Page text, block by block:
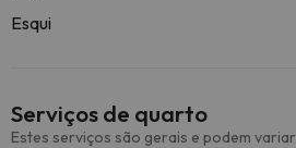
Esqui
Serviços de quarto
Estes serviços são gerais e podem